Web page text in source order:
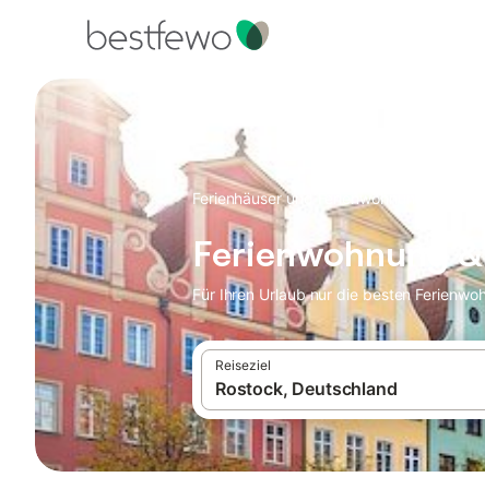
Ferienhäuser und Ferienwohnungen
Ferienwohnung
Für Ihren Urlaub nur die besten
Reiseziel